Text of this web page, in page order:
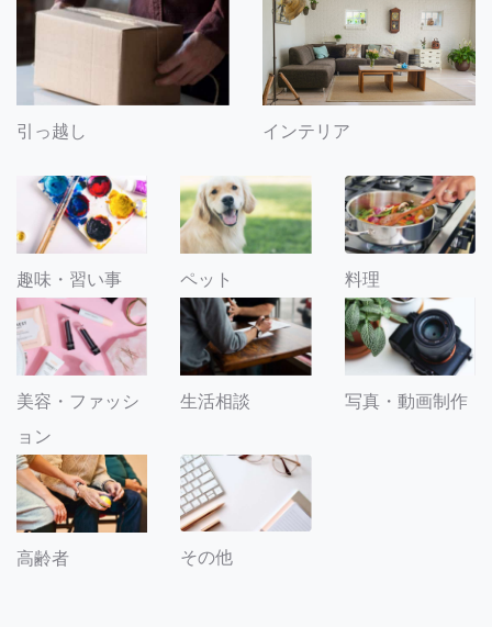
引っ越し インテリア
趣味・習い事 ペット 料理
美容・ファッシ
ョン
生活相談 写真・動画制作
高齢者 その他